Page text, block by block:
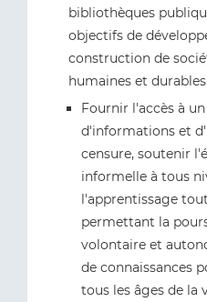
bibliothèques
objectifs de
construction de
humaines et durables
Fournir l'accès à
d'informations et
censure, soutenir
informelle à tous
l'apprentissage
permettant la
volontaire et
de connaissances
tous les âges de la